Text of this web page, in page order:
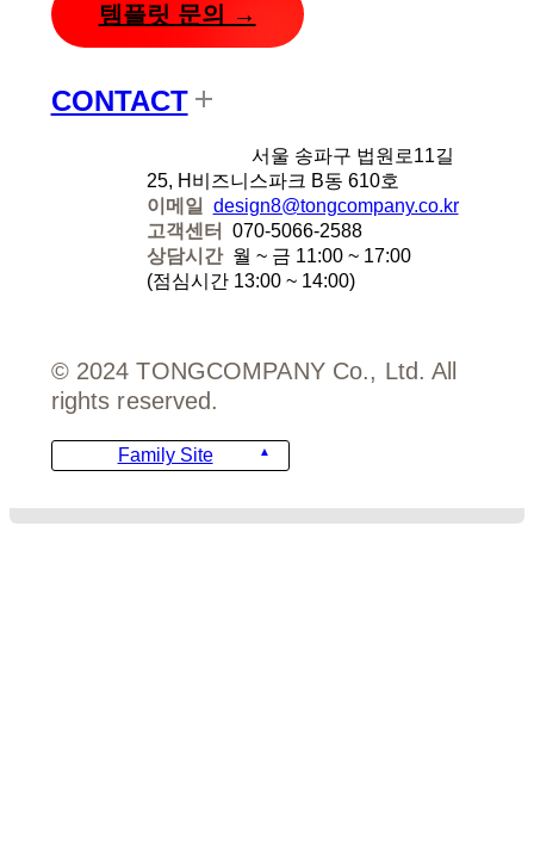
템플릿 문의 →
CONTACT
서울 송파구 법원로11길
25, H비즈니스파크 B동 610호
이메일
design8@tongcompany.co.kr
고객센터
070-5066-2588
상담시간 월 ~ 금 11:00 ~ 17:00
(점심시간 13:00 ~ 14:00)
© 2024 TONGCOMPANY Co., Ltd. All
rights reserved.
Family Site